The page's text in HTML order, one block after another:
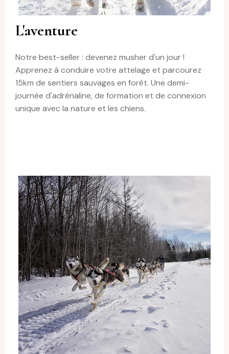
L'aventure
Notre best-seller : devenez musher d'un jour !
Apprenez à conduire votre attelage et parcourez
15km de sentiers sauvages en forêt. Une demi-
journée d'adrénaline, de formation et de connexion
unique avec la nature et les chiens.